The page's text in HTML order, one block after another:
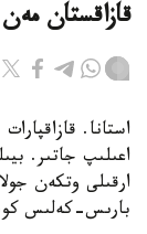
قازاقستان
استانا.
اعىلىپ جاتىر.
بارىس-كەلىس